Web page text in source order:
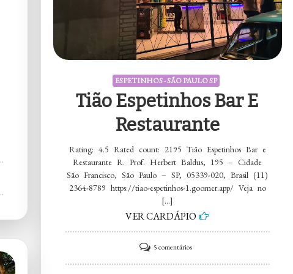
ESPETINHOS - SÃO PAULO SP
Tião Espetinhos Bar E
Restaurante
Rating: 4.5 Rated count: 2195 Tião Espetinhos Bar e
Restaurante R. Prof. Herbert Baldus, 195 – Cidade
São Francisco, São Paulo – SP, 05339-020, Brasil (11)
2364-8789 https://tiao-espetinhos-1.goomer.app/ Veja no
[…]
VER CARDÁPIO
5 comentáriosem
Tião